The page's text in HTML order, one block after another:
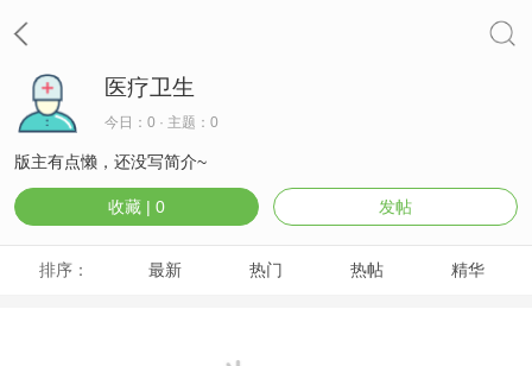
医疗卫生
今日：0 · 主题：0
版主有点懒，还没写简介~
收藏 | 0 发帖
排序： 最新 热门 热帖 精华